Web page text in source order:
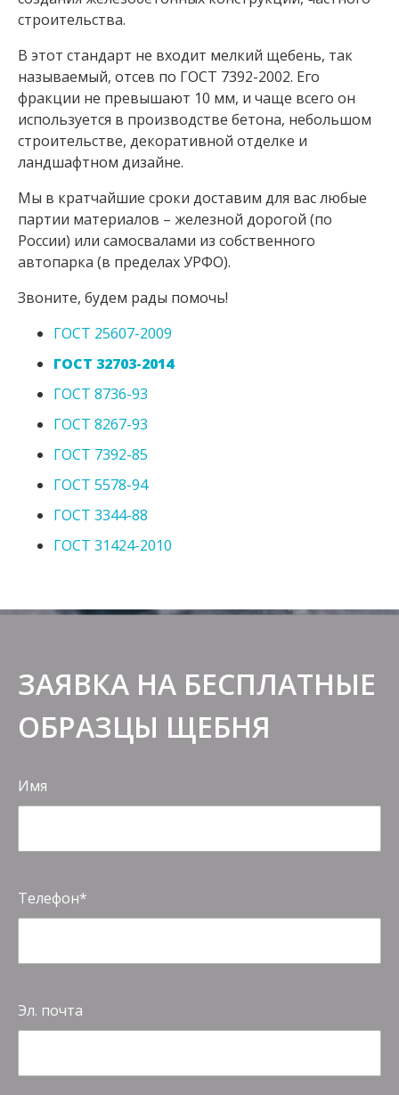
строительства.
В этот стандарт не входит мелкий щебень, так
называемый, отсев по ГОСТ 7392-2002. Его
фракции не превышают 10 мм, и чаще всего он
используется в производстве бетона, небольшом
строительстве, декоративной отделке и
ландшафтном дизайне.
Мы в кратчайшие сроки доставим для вас любые
партии материалов – железной дорогой (по
России) или самосвалами из собственного
автопарка (в пределах УРФО).
Звоните, будем рады помочь!
ГОСТ 25607-2009
ГОСТ 32703-2014
ГОСТ 8736-93
ГОСТ 8267-93
ГОСТ 7392-85
ГОСТ 5578-94
ГОСТ 3344-88
ГОСТ 31424-2010
ЗАЯВКА НА БЕСПЛАТНЫЕ
ОБРАЗЦЫ ЩЕБНЯ
Имя
Телефон
Эл. почта